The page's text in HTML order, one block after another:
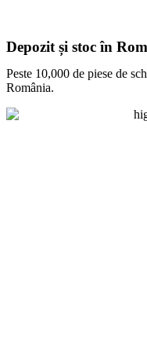
Depozit și stoc în
Peste 10,000 de piese de
România.